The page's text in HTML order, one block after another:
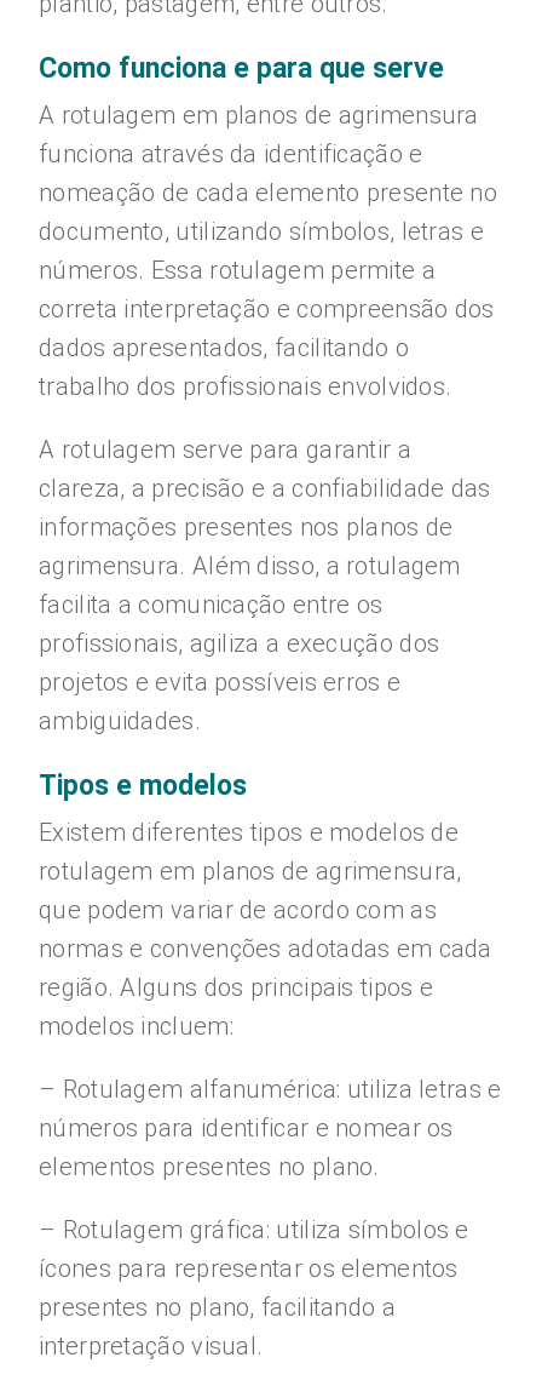
Como funciona e para que serve
A rotulagem em planos de agrimensura
funciona através da identificação e
nomeação de cada elemento presente no
documento, utilizando símbolos, letras e
números. Essa rotulagem permite a
correta interpretação e compreensão dos
dados apresentados, facilitando o
trabalho dos profissionais envolvidos.
A rotulagem serve para garantir a
clareza, a precisão e a confiabilidade das
informações presentes nos planos de
agrimensura. Além disso, a rotulagem
facilita a comunicação entre os
profissionais, agiliza a execução dos
projetos e evita possíveis erros e
ambiguidades.
Tipos e modelos
Existem diferentes tipos e modelos de
rotulagem em planos de agrimensura,
que podem variar de acordo com as
normas e convenções adotadas em cada
região. Alguns dos principais tipos e
modelos incluem:
– Rotulagem alfanumérica: utiliza letras e
números para identificar e nomear os
elementos presentes no plano.
– Rotulagem gráfica: utiliza símbolos e
ícones para representar os elementos
presentes no plano, facilitando a
interpretação visual.